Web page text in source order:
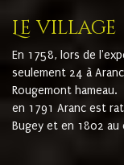
Le village
En 1758, lors de
seulement 24 à
Rougemont hameau.
en 1791 Aranc est
Bugey et en 1802 au